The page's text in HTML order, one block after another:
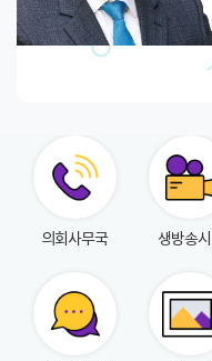
의
자
의회사무국 생방송